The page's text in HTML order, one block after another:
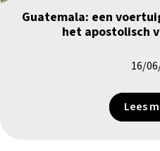
Guatemala: een
het apostolisch
16/
Lees